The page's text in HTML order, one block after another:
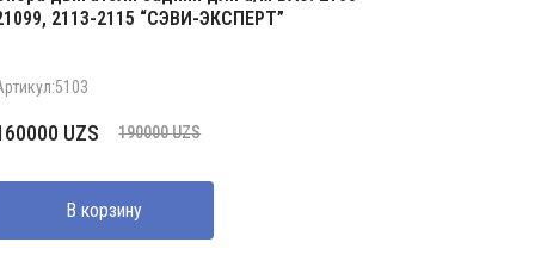
2113-2115 “СЭВИ-ЭКСПЕРТ”
190000UZS
190000 UZS.
UZS
UZS.
В корзину